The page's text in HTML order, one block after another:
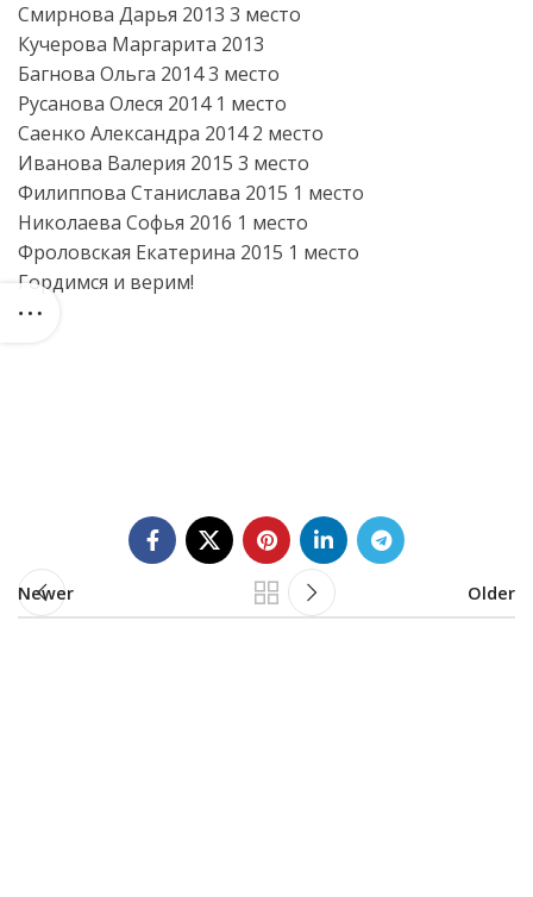
Смирнова Дарья 2013 3 место
Кучерова Маргарита 2013
Багнова Ольга 2014 3 место
Русанова Олеся 2014 1 место
Саенко Александра 2014 2 место
Иванова Валерия 2015 3 место
Филиппова Станислава 2015 1 место
Николаева Софья 2016 1 место
Фроловская Екатерина 2015 1 место
Гордимся и верим!
Newer Older